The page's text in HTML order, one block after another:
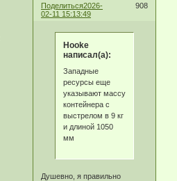
Поделиться 908
2026-
02-11 15:13:49
Hooke
написал(а):
Западные
ресурсы еще
указывают массу
контейнера с
выстрелом в 9 кг
и длиной 1050
мм
Душевно, я правильно